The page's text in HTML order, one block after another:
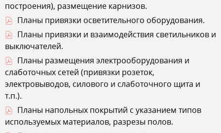
построения), размещение карнизов.
Планы привязки осветительного оборудования.
Планы привязки и взаимодействия светильников и
выключателей.
Планы размещения электрооборудования и
слаботочных сетей (привязки розеток,
электровыводов, силового и слаботочного щита и
т.п.).
Планы напольных покрытий с указанием типов
используемых материалов, разрезы полов.